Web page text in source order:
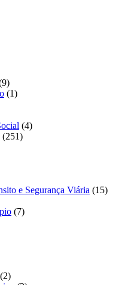
(1)
(4)
(251)
e Segurança Viária (15)
(7)
(2)